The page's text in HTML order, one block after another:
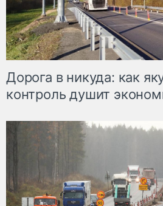
Дорога в никуда: как
контроль душит